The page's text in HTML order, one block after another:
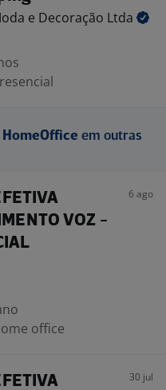
e Decoração Ltda
em outras
VOZ -
6 ago
office
30 jul